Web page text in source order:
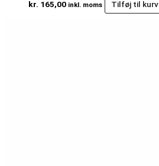
kr. 165,00 inkl. moms Tilføj til kurv